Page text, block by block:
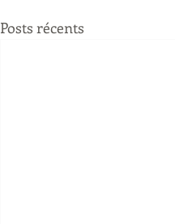
Posts récents